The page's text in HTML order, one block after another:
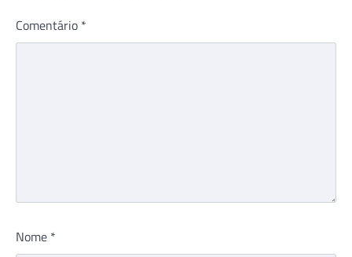
Comentário *
Nome *